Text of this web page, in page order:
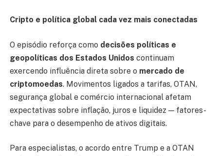
Cripto e política global cada vez mais conectadas
O episódio reforça como decisões políticas e
geopolíticas dos Estados Unidos continuam
exercendo influência direta sobre o mercado de
criptomoedas. Movimentos ligados a tarifas, OTAN,
segurança global e comércio internacional afetam
expectativas sobre inflação, juros e liquidez — fatores-
chave para o desempenho de ativos digitais.
Para especialistas, o acordo entre Trump e a OTAN